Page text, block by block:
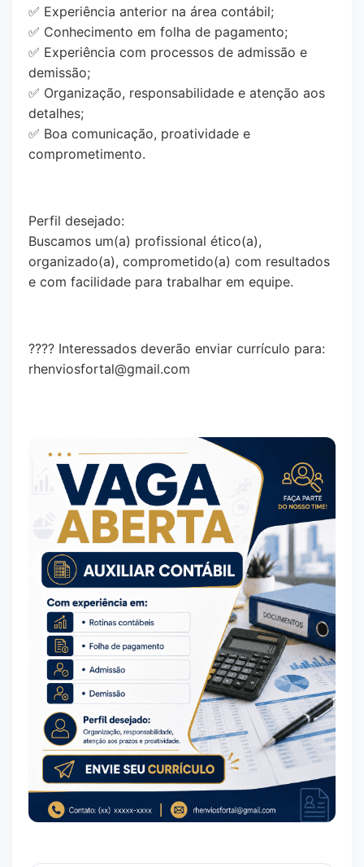
✅ Experiência anterior na área contábil;
✅ Conhecimento em folha de pagamento;
✅ Experiência com processos de admissão e
demissão;
✅ Organização, responsabilidade e atenção aos
detalhes;
✅ Boa comunicação, proatividade e
comprometimento.
Perfil desejado:
Buscamos um(a) profissional ético(a),
organizado(a), comprometido(a) com resultados
e com facilidade para trabalhar em equipe.
???? Interessados deverão enviar currículo para:
rhenviosfortal@gmail.com